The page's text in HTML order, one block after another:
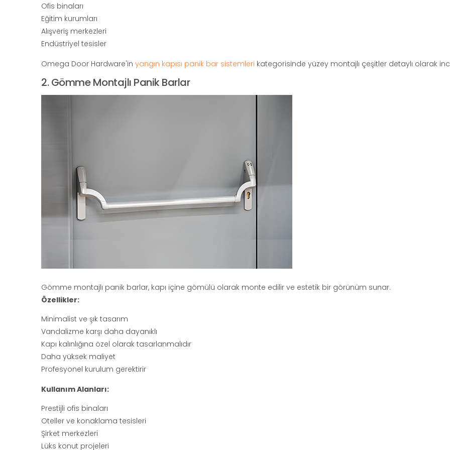
Ofis binaları
Eğitim kurumları
Alışveriş merkezleri
Endüstriyel tesisler
Omega Door Hardware'in yangın kapısı panik bar sistemleri kategorisinde yüzey montajlı çeşitler detaylı olarak
2. Gömme Montajlı Panik Barlar
Gömme montajlı panik barlar, kapı içine gömülü olarak monte edilir ve estetik bir görünüm sunar.
Özellikler:
Minimalist ve şık tasarım
Vandalizme karşı daha dayanıklı
Kapı kalınlığına özel olarak tasarlanmalıdır
Daha yüksek maliyet
Profesyonel kurulum gerektirir
Kullanım Alanları:
Prestijli ofis binaları
Oteller ve konaklama tesisleri
Şirket merkezleri
Lüks konut projeleri